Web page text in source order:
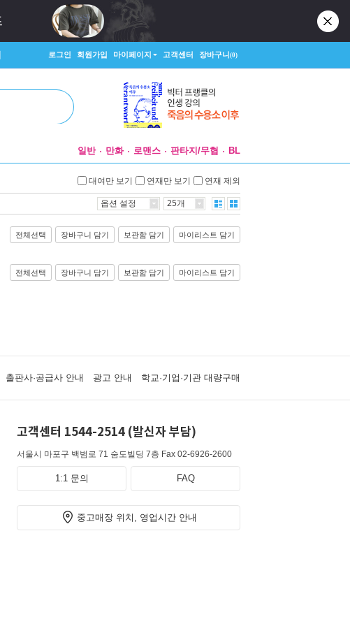
로그인 회원가입 마이페이지 고객센터 장바구니(0)
일반 만화 로맨스 판타지/무협 BL
대여만 보기 연재만 보기 연재 제외
옵션 설정 25개
전체선택 장바구니 담기 보관함 담기 마이리스트 담기
전체선택 장바구니 담기 보관함 담기 마이리스트 담기
출판사·공급사 안내 광고 안내 학교·기업·기관 대량구매
고객센터 1544-2514 (발신자 부담)
서울시 마포구 백범로 71 숨도빌딩 7층 Fax 02-6926-2600
1:1 문의 FAQ
중고매장 위치, 영업시간 안내